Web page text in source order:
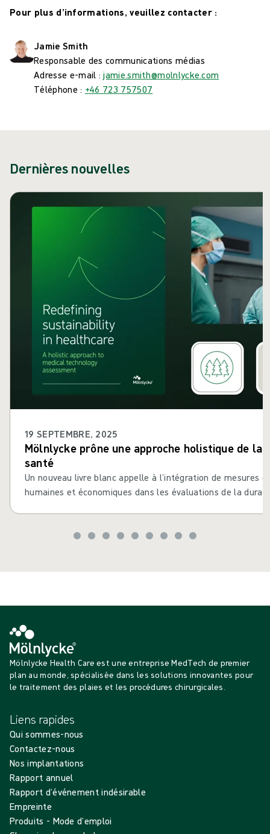
Pour plus d’informations, veuillez contacter :
Jamie Smith
Responsable des communications médias
Adresse e-mail : jamie.smith@molnlycke.com
Téléphone : +46 723 757507
Dernières nouvelles
19 SEPTEMBRE, 2025
Mölnlycke prône une approche holistique de la
santé
Un nouveau livre blanc appelle à l’intégration de mesures
humaines et économiques dans les évaluations de la
Mölnlycke Health Care est une entreprise MedTech de premier
plan au monde, spécialisée dans les solutions innovantes pour
le traitement des plaies et les procédures chirurgicales.
Liens rapides
Qui sommes-nous
Contactez-nous
Nos implantations
Rapport annuel
Rapport d’événement indésirable
Empreinte
Produits - Mode d’emploi